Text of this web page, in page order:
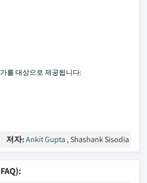
를 대상으로 제공됩니다:
저자:Ankit Gupta , Shashank Sisodia